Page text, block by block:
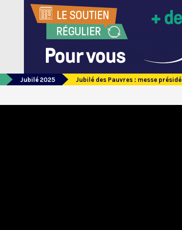
Jubilé 2025 Jubilé des Pauvres : messe